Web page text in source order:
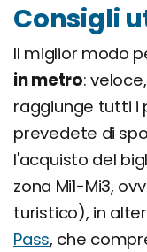
Consigli
Il miglior modo
in metro:
raggiunge tutti i
prevedete di
l'acquisto del
zona Mi1-Mi3,
turistico), in
Pass, che